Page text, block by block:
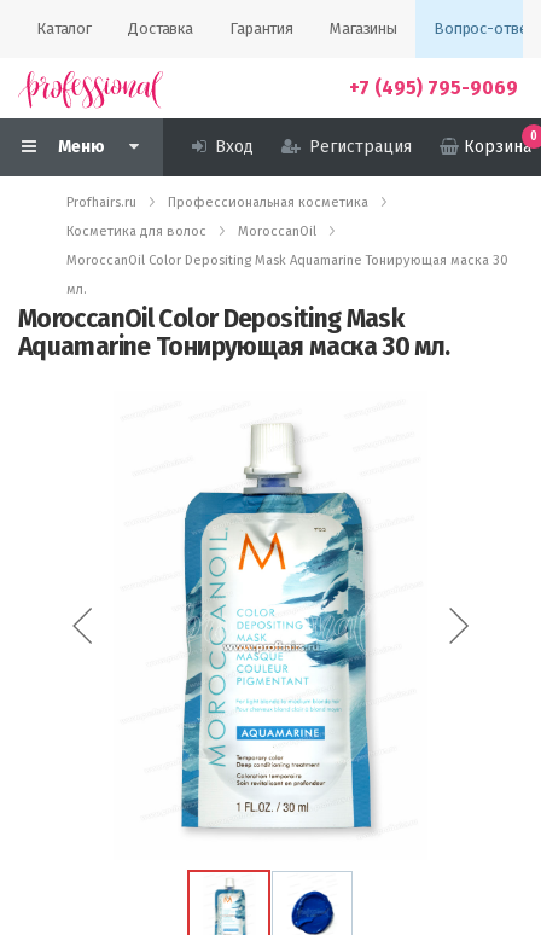
Каталог Доставка Гарантия Магазины Вопрос-ответ
+7 (495) 795-9069
Меню Вход Регистрация Корзина
0
Profhairs.ru
Профессиональная косметика
Косметика для волос
MoroccanOil
MoroccanOil Color Depositing Mask Aquamarine Тонирующая маска 30
мл.
MoroccanOil Color Depositing Mask
Aquamarine Тонирующая маска 30 мл.